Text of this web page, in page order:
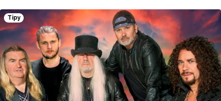
v kategorii: Významný počin v ochraně životního prostředí -
právnická osoba.
Tipy